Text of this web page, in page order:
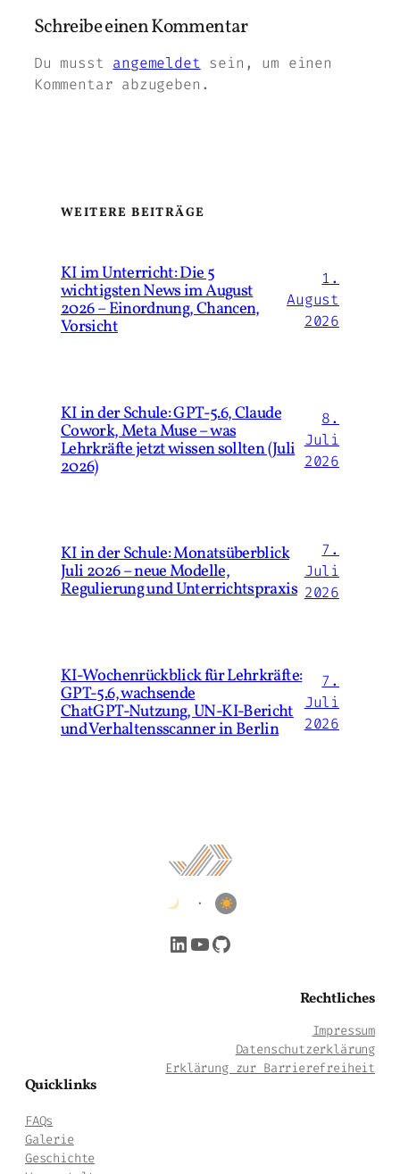
Schreibe einen Kommentar
Du musst angemeldet sein, um einen
Kommentar abzugeben.
WEITERE BEITRÄGE
KI im Unterricht: Die 5
wichtigsten News im August
2026 – Einordnung, Chancen,
Vorsicht
1.
August
2026
KI in der Schule: GPT-5.6, Claude
Cowork, Meta Muse – was
Lehrkräfte jetzt wissen sollten (Juli
2026)
8.
Juli
2026
KI in der Schule: Monatsüberblick
Juli 2026 – neue Modelle,
Regulierung und Unterrichtspraxis
7.
Juli
2026
KI‑Wochenrückblick für Lehrkräfte:
GPT‑5.6, wachsende
ChatGPT‑Nutzung, UN‑KI‑Bericht
und Verhaltensscanner in Berlin
7.
Juli
2026
•
LinkedIn YouTube GitHub
Rechtliches
Impressum
Datenschutzerklärung
Erklärung zur Barrierefreiheit
Quicklinks
FAQs
Galerie
Geschichte